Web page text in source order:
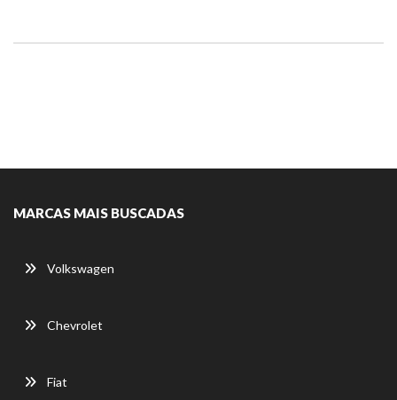
MARCAS MAIS BUSCADAS
Volkswagen
Chevrolet
Fiat